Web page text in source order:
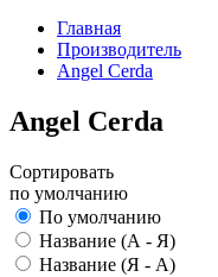
Главная
Производитель
Angel Cerda
Angel Cerda
Сортировать
по умолчанию
По умолчанию
Название (А - Я)
Название (Я - А)